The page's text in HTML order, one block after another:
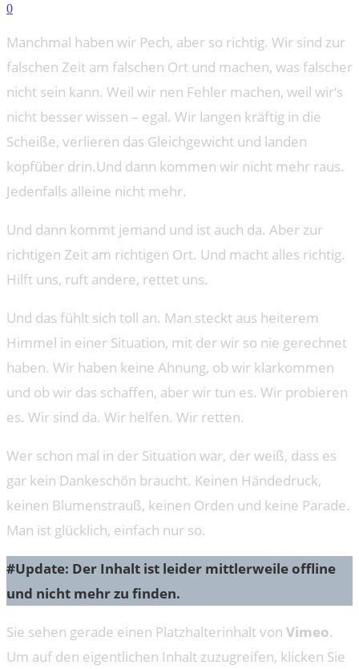
0
Manchmal haben wir Pech, aber so richtig. Wir sind zur
falschen Zeit am falschen Ort und machen, was falscher
nicht sein kann. Weil wir nen Fehler machen, weil wir‘s
nicht besser wissen – egal. Wir langen kräftig in die
Scheiße, verlieren das Gleichgewicht und landen
kopfüber drin.Und dann kommen wir nicht mehr raus.
Jedenfalls alleine nicht mehr.
Und dann kommt jemand und ist auch da. Aber zur
richtigen Zeit am richtigen Ort. Und macht alles richtig.
Hilft uns, ruft andere, rettet uns.
Und das fühlt sich toll an. Man steckt aus heiterem
Himmel in einer Situation, mit der wir so nie gerechnet
haben. Wir haben keine Ahnung, ob wir klarkommen
und ob wir das schaffen, aber wir tun es. Wir probieren
es. Wir sind da. Wir helfen. Wir retten.
Wer schon mal in der Situation war, der weiß, dass es
gar kein Dankeschön braucht. Keinen Händedruck,
keinen Blumenstrauß, keinen Orden und keine Parade.
Man ist glücklich, einfach nur so.
#Update: Der Inhalt ist leider mittlerweile offline
und nicht mehr zu finden.
Sie sehen gerade einen Platzhalterinhalt von Vimeo.
Um auf den eigentlichen Inhalt zuzugreifen, klicken Sie